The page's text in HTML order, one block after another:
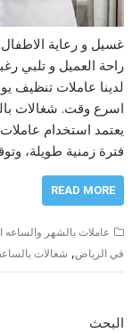
غسيل و رعاية
راحة العميل و تلبي
لدينا عاملات تنظيف
اسرع وقت. شغالات
يعتمد استخدام
فترة زمنية طويلة،
READ MORE
عاملات بالشهر والساعه
في الرياض, شغالات
البحث